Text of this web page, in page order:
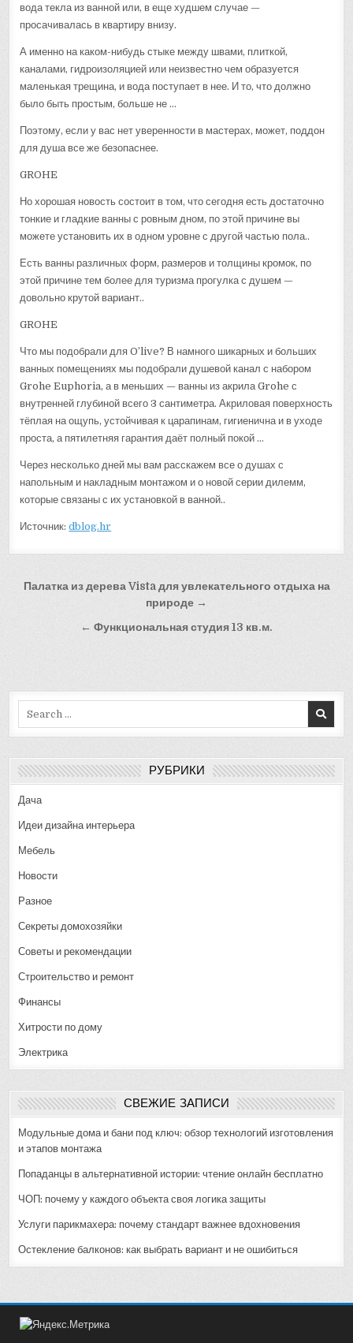
вода текла из ванной или, в еще худшем случае —
просачивалась в квартиру внизу.
А именно на каком-нибудь стыке между швами, плиткой,
каналами, гидроизоляцией или неизвестно чем образуется
маленькая трещина, и вода поступает в нее. И то, что должно
было быть простым, больше не …
Поэтому, если у вас нет уверенности в мастерах, может, поддон
для душа все же безопаснее.
GROHE
Но хорошая новость состоит в том, что сегодня есть достаточно
тонкие и гладкие ванны с ровным дном, по этой причине вы
можете установить их в одном уровне с другой частью пола..
Есть ванны различных форм, размеров и толщины кромок, по
этой причине тем более для туризма прогулка с душем —
довольно крутой вариант..
GROHE
Что мы подобрали для O’live? В намного шикарных и больших
ванных помещениях мы подобрали душевой канал с набором
Grohe Euphoria, а в меньших — ванны из акрила Grohe с
внутренней глубиной всего 3 сантиметра. Акриловая поверхность
тёплая на ощупь, устойчивая к царапинам, гигиенична и в уходе
проста, а пятилетняя гарантия даёт полный покой …
Через несколько дней мы вам расскажем все о душах с
напольным и накладным монтажом и о новой серии дилемм,
которые связаны с их установкой в ванной..
Источник:dblog.hr
Навигация
записям
Палатка из дерева Vista для увлекательного отдыха на
природе →
← Функциональная студия 13 кв.м.
РУБРИКИ
Дача
Идеи дизайна интерьера
Мебель
Новости
Разное
Секреты домохозяйки
Советы и рекомендации
Строительство и ремонт
Финансы
Хитрости по дому
Электрика
СВЕЖИЕ ЗАПИСИ
Модульные дома и бани под ключ: обзор технологий изготовления
и этапов монтажа
Попаданцы в альтернативной истории: чтение онлайн бесплатно
ЧОП: почему у каждого объекта своя логика защиты
Услуги парикмахера: почему стандарт важнее вдохновения
Остекление балконов: как выбрать вариант и не ошибиться